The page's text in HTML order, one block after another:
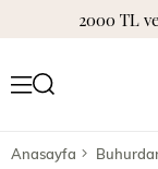
2000 TL
Anasayfa